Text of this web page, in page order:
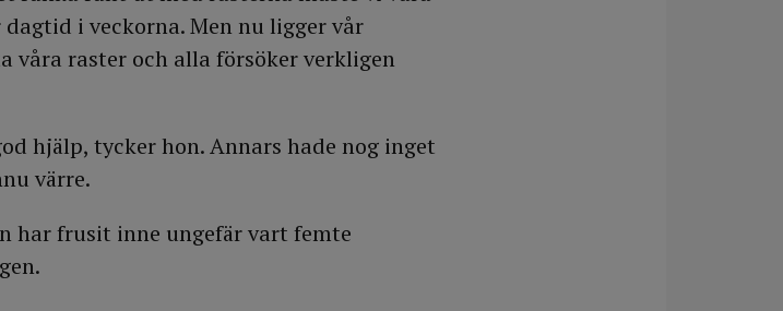
i veckorna. Men nu ligger vår
våra raster och alla försöker verkligen
hjälp, tycker hon. Annars hade nog inget
värre.
har frusit inne ungefär vart femte